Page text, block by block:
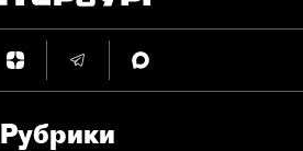
Рубрики